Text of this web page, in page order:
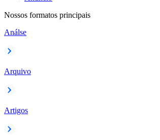
Nossos formatos principais
Análse
Arquivo
Artigos